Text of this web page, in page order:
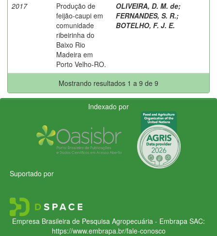
2017
Produção de
feijão-caupi em
comunidade
ribeirinha do
Baixo Rio
Madeira em
Porto Velho-RO.
OLIVEIRA, D. M. de;
FERNANDES, S. R.;
BOTELHO, F. J. E.
Mostrando resultados 1 a 9 de 9
Indexado por
Suportado por
Empresa Brasileira de Pesquisa Agropecuária - Embrapa SAC:
https://www.embrapa.br/fale-conosco